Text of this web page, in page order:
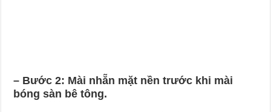
– Bước 2: Mài nhẵn mặt nền trước khi mài
bóng sàn bê tông.